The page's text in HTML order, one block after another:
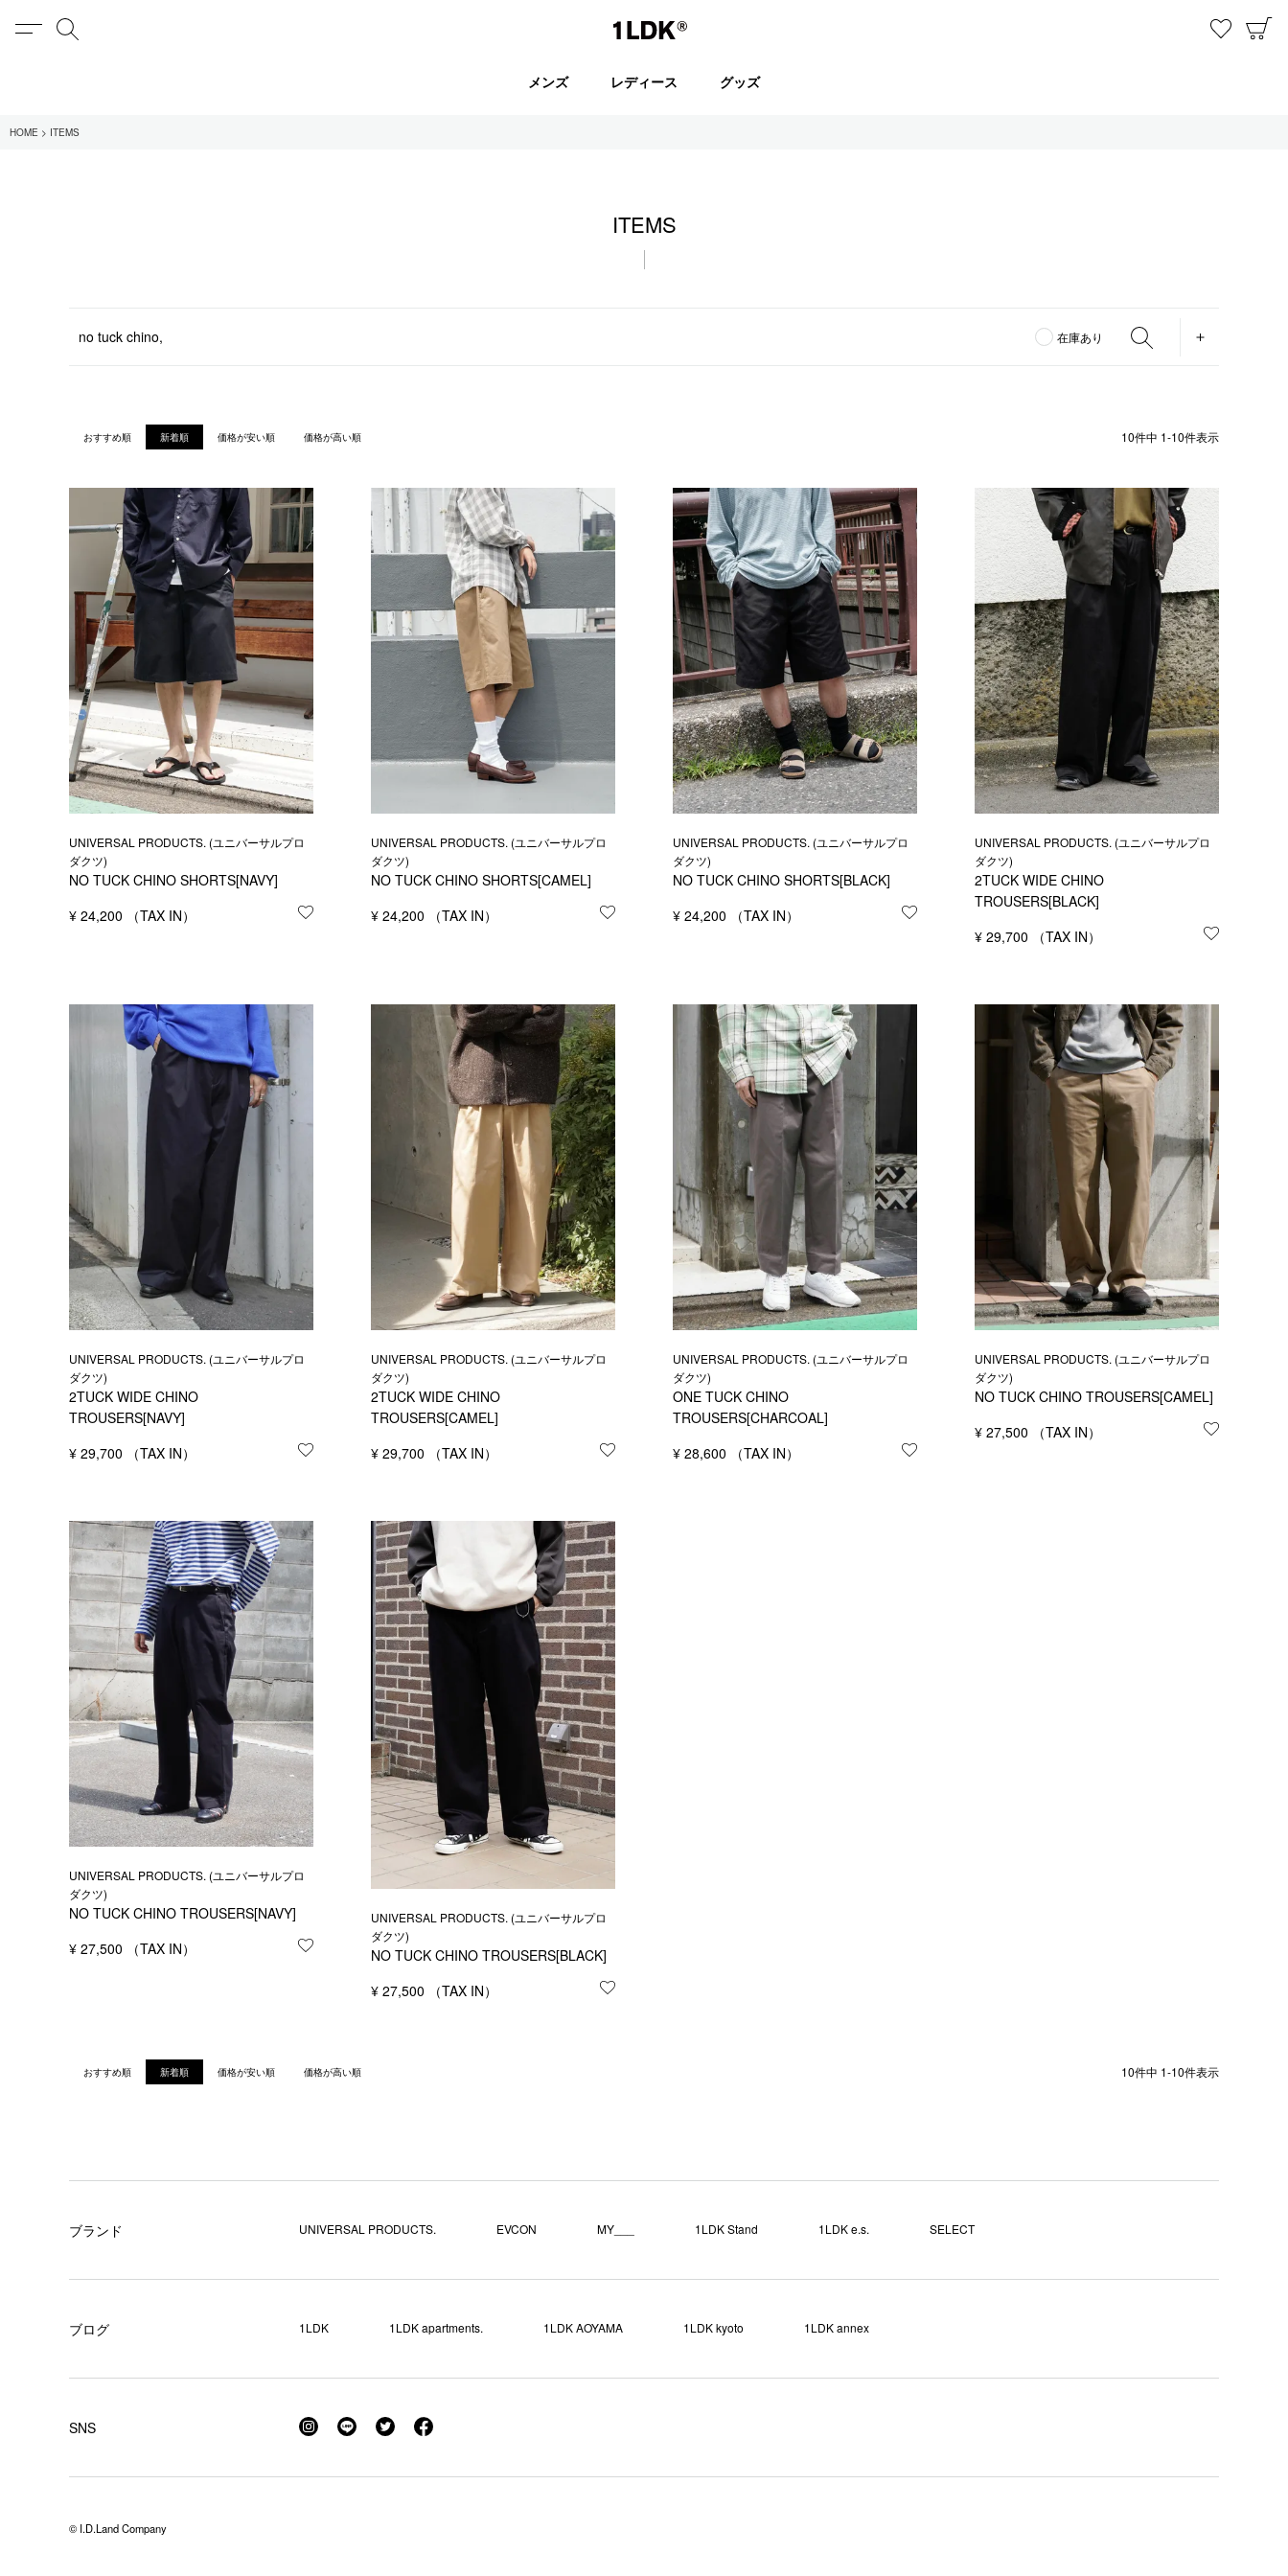
MENU お気に
メンズ レディース
グッズ
HOME ITEMS
ITEMS
在庫あり
おすすめ順 新着順 価格が安い順 価格が高い順 10件中 1-10件表示
UNIVERSAL PRODUCTS. (ユニバーサルプロ
ダクツ)
NO TUCK CHINO SHORTS[NAVY]
¥ 24,200 お気に入りに登録する
UNIVERSAL PRODUCTS. (ユニバーサルプロ
ダクツ)
NO TUCK CHINO SHORTS[CAMEL]
¥ 24,200 お気に入りに登録する
UNIVERSAL PRODUCTS. (ユニバーサルプロ
ダクツ)
NO TUCK CHINO SHORTS[BLACK]
¥ 24,200 お気に入りに登録する
UNIVERSAL PRODUCTS. (ユニバーサルプロ
ダクツ)
2TUCK WIDE CHINO
TROUSERS[BLACK]
¥ 29,700
UNIVERSAL PRODUCTS. (ユニバーサルプロ
ダクツ)
2TUCK WIDE CHINO
TROUSERS[NAVY]
¥ 29,700 お気に入りに登録する
UNIVERSAL PRODUCTS. (ユニバーサルプロ
ダクツ)
2TUCK WIDE CHINO
TROUSERS[CAMEL]
¥ 29,700 お気に入りに登録する
UNIVERSAL PRODUCTS. (ユニバーサルプロ
ダクツ)
ONE TUCK CHINO
TROUSERS[CHARCOAL]
¥ 28,600
UNIVERSAL PRODUCTS. (ユニバーサルプロ
ダクツ)
NO TUCK CHINO TROUSERS[CAMEL]
¥ 27,500
UNIVERSAL PRODUCTS. (ユニバーサルプロ
ダクツ)
NO TUCK CHINO TROUSERS[NAVY]
¥ 27,500 お気に入りに登録する
UNIVERSAL PRODUCTS. (ユニバーサルプロ
ダクツ)
NO TUCK CHINO TROUSERS[BLACK]
¥ 27,500
おすすめ順 新着順 価格が安い順 価格が高い順 10件中 1-10件表示
ブランド UNIVERSAL PRODUCTS. EVCON MY___ 1LDK Stand 1LDK e.s. SELECT
ブログ 1LDK 1LDK apartments. 1LDK AOYAMA 1LDK kyoto 1LDK annex
SNS
© I.D.Land Company